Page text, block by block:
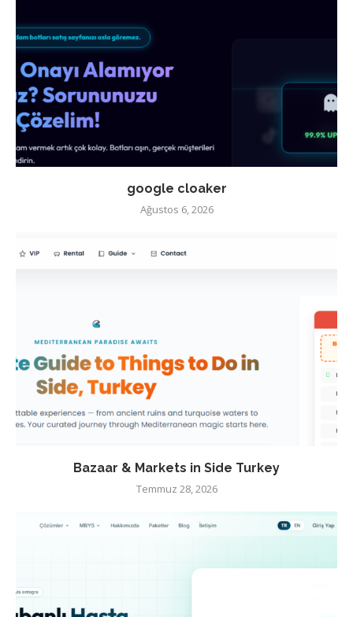
google cloaker
Ağustos 6, 2026
Bazaar & Markets in Side Turkey
Temmuz 28, 2026